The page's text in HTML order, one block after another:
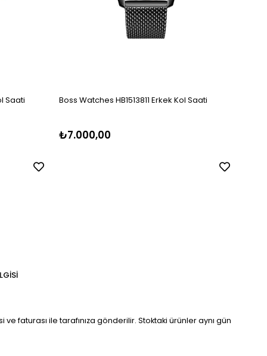
Saati Boss Watches HB1513811 Erkek Kol Saati
₺7.000,00
faturası ile tarafınıza gönderilir. Stoktaki ürünler aynı gün